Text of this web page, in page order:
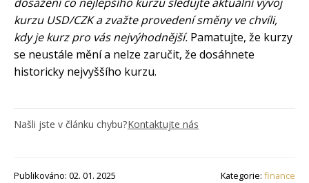
kurzu USD/CZK a zvažte provedení směny ve chvíli,
kdy je kurz pro vás nejvýhodnější. Pamatujte, že kurzy
se neustále mění a nelze zaručit, že dosáhnete
historicky nejvyššího kurzu.
Našli jste v článku chybu?Kontaktujte nás
Publikováno: 02. 01. 2025 Kategorie: finance